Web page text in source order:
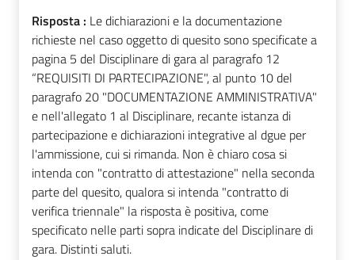
Risposta : Le dichiarazioni e la documentazione
richieste nel caso oggetto di quesito sono specificate a
pagina 5 del Disciplinare di gara al paragrafo 12
“REQUISITI DI PARTECIPAZIONE", al punto 10 del
paragrafo 20 "DOCUMENTAZIONE AMMINISTRATIVA"
e nell'allegato 1 al Disciplinare, recante istanza di
partecipazione e dichiarazioni integrative al dgue per
l'ammissione, cui si rimanda. Non è chiaro cosa si
intenda con "contratto di attestazione" nella seconda
parte del quesito, qualora si intenda "contratto di
verifica triennale" la risposta è positiva, come
specificato nelle parti sopra indicate del Disciplinare di
gara. Distinti saluti.